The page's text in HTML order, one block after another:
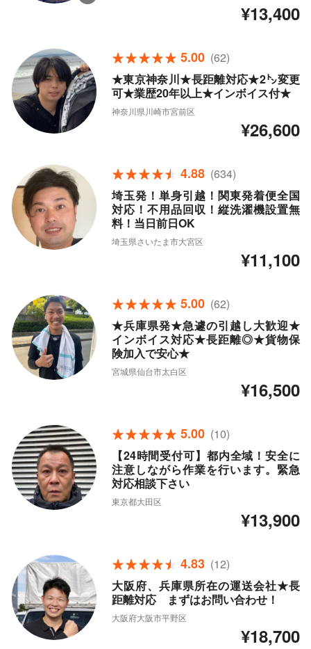
¥13,400
5.00 (62)
★東京神奈川★長距離対応★2㌧変更
可★業歴20年以上★インボイス付★
神奈川県川崎市宮前区
¥26,600
4.88 (634)
埼玉発！単身引越！関東発着便全国
対応！不用品回収！縦洗濯機設置無
料！当日前日OK
埼玉県さいたま市大宮区
¥11,100
5.00 (62)
★兵庫県発★急遽の引越し大歓迎★
インボイス対応★長距離◎★貨物保
険加入で安心★
宮城県仙台市太白区
¥16,500
5.00 (10)
【24時間受付可】都内全域！安全に
注意しながら作業を行います。緊急
対応相談下さい
東京都大田区
¥13,900
4.83 (12)
大阪府、兵庫県所在の運送会社★長
距離対応 まずはお問い合わせ！
大阪府大阪市平野区
¥18,700